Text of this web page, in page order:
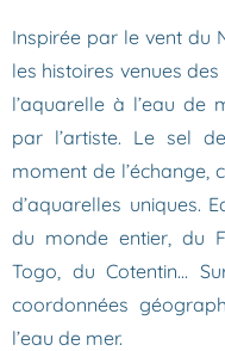
Inspirée par le vent du
les histoires venues
l’aquarelle à l’eau de
par l’artiste. Le sel
moment de l’échange,
d’aquarelles uniques.
du monde entier, du
Togo, du Cotentin…
coordonnées
l’eau de mer.